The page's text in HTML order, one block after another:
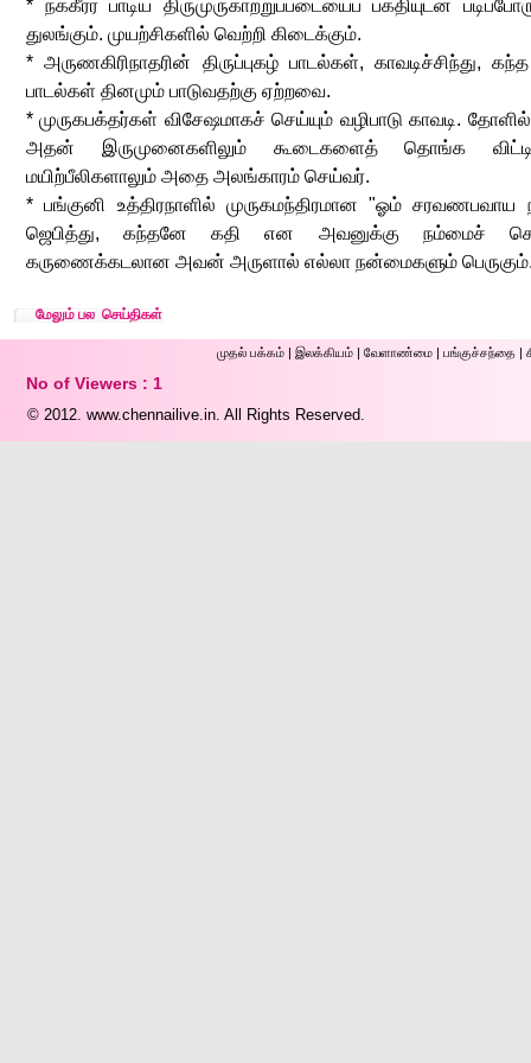
* நக்கீரர் பாடிய திருமுருகாற்றுப்படையைப் பக்தியுடன்
துலங்கும். முயற்சிகளில் வெற்றி கிடைக்கும்.
* அருணகிரிநாதரின் திருப்புகழ் பாடல்கள், காவடிச்சிந்து,
பாடல்கள் தினமும் பாடுவதற்கு ஏற்றவை.
* முருகபக்தர்கள் விசேஷமாகச் செய்யும் வழிபாடு காவடி.
அதன் இருமுனைகளிலும் கூடைகளைத் தொங்க
மயிற்பீலிகளாலும் அதை அலங்காரம் செய்வர்.
* பங்குனி உத்திரநாளில் முருகமந்திரமான "ஓம்
ஜெபித்து, கந்தனே கதி என அவனுக்கு நம்மைச்
கருணைக்கடலான அவன் அருளால் எல்லா நன்மைகளும்
மேலும் பல செய்திகள்
முதல் ப‌க்க‌ம் | இலக்கியம் | வேளாண்மை | பங்குச்சந்தை |
No of Viewers : 1
© 2012. www.chennailive.in. All Rights Reserved.